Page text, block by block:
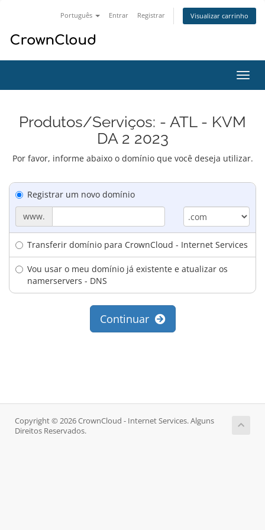
Português Entrar Registrar Visualizar carrinho
Produtos/Serviços: - ATL - KVM
DA 2 2023
Por favor, informe abaixo o domínio que você deseja utilizar.
Registrar um novo domínio
www.
Transferir domínio para CrownCloud - Internet Services
Vou usar o meu domínio já existente e atualizar os
namerservers - DNS
Continuar
Copyright © 2026 CrownCloud - Internet Services. Alguns
Direitos Reservados.